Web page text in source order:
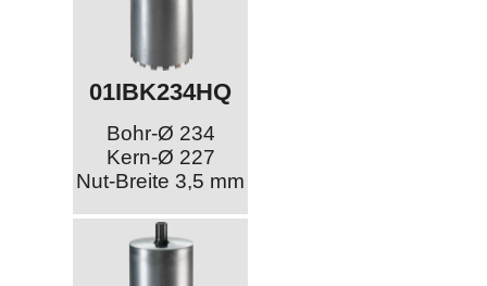
01IBK234HQ
Bohr-Ø 234
Kern-Ø 227
Nut-Breite 3,5 mm